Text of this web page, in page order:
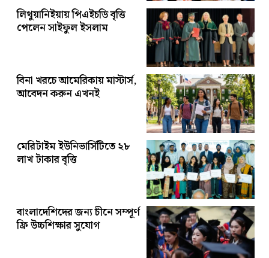
লিথুয়ানিইয়ায় পিএইচডি বৃত্তি
পেলেন সাইফুল ইসলাম
বিনা খরচে আমেরিকায় মাস্টার্স,
আবেদন করুন এখনই
মেরিটাইম ইউনিভার্সিটিতে ২৮
লাখ টাকার বৃত্তি
বাংলাদেশিদের জন্য চীনে সম্পূর্ণ
ফ্রি উচ্চশিক্ষার সুযোগ